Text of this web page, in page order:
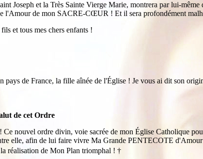
Joseph et la Très Sainte Vierge Marie, montrera par lui-même
de mon SACRE-CŒUR ! Et il sera profondément
et tous mes chers enfants !
pays de France, la fille aînée de l'Église ! Je vous ai dit son
de cet Ordre
nouvel ordre divin, voie sacrée de mon Église Catholique
elle, afin de lui faire vivre Ma Grande PENTECOTE
réalisation de Mon Plan triomphal ! †